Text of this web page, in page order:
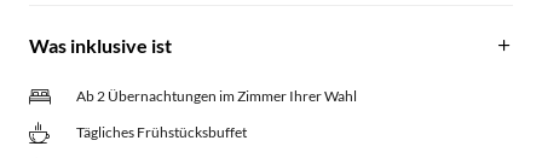
Was inklusive ist
Ab 2 Übernachtungen im Zimmer Ihrer Wahl
Tägliches Frühstücksbuffet